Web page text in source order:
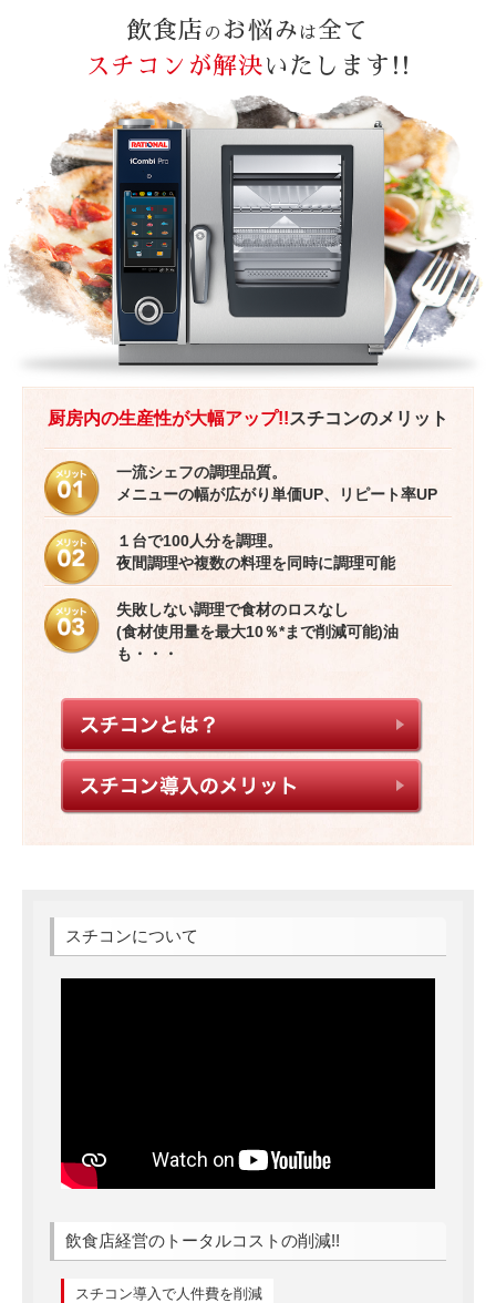
飲食店 の お悩み は全て
スチコンが解決いたします!!
厨房内の生産性が大幅アップ!!スチコンのメリット
一流シェフの調理品質。
メニューの幅が広がり単価UP、リピート率UP
１台で100人分を調理。
夜間調理や複数の料理を同時に調理可能
失敗しない調理で食材のロスなし
(食材使用量を最大10％*まで削減可能)油
も・・・
スチコンについて
飲食店経営のトータルコストの削減!!
スチコン導入で人件費を削減